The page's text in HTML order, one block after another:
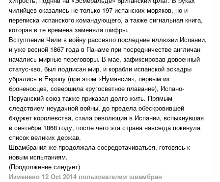
чилийцев оказались не только 197 испанских моряков, но и
переписка испанского командующего, а также сигнальная книга,
которая в те времена заменяла шифры.
Вступление Чили в войну рассеяло последние иллюзии Испании,
и уже весной 1867 года в Панаме при посредничестве англичан
начались мирные переговоры. В мае, зафиксировав довоенный
статус-кво, был подписан мир, и корабли испанской эскадры
убрались в Европу (при этом «Нумансия», первым из
броненосцев, совершила кругосветное плавание), Испано-
Перуанский союз также приказал долго жить. Прямым
следствием неудачной войны, до предела обескровившей
бюджет королевства, стала революция в Испании, вспыхнувшая
в сентябре 1868 году, после чего эта страна навсегда покинула
список великих держав.
Швамбрания же продолжала сосредотачиваться, готовясь к
новым испытаниям.
(Продолжение следует)
Изменено 12 Oct 2014 пользователем швамбран